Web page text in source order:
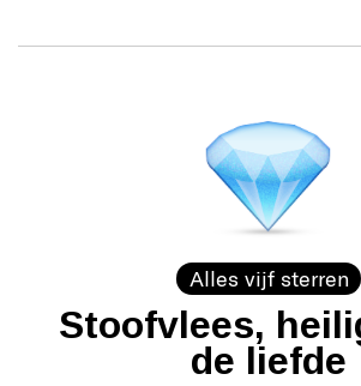
Alles vijf sterren
Stoofvlees,
de liefde